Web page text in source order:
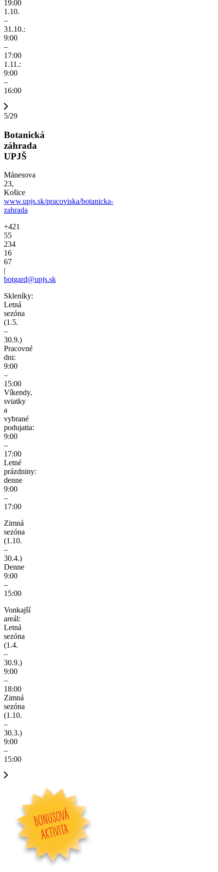
19:00
1.10.
–
31.10.:
9:00
–
17:00
1.11.:
9:00
–
16:00
5/29
Botanická
záhrada
UPJŠ
Mánesova
23,
Košice
www.upjs.sk/pracoviska/botanicka-
zahrada
+421
55
234
16
67
|
botgard@upjs.sk
Skleníky:
Letná
sezóna
(1.5.
–
30.9.)
Pracovné
dni:
9:00
–
15:00
Víkendy,
sviatky
a
vybrané
podujatia:
9:00
–
17:00
Letné
prázdniny:
denne
9:00
–
17:00
Zimná
sezóna
(1.10.
–
30.4.)
Denne
9:00
–
15:00
Vonkajší
areál:
Letná
sezóna
(1.4.
–
30.9.)
9:00
–
18:00
Zimná
sezóna
(1.10.
–
30.3.)
9:00
–
15:00